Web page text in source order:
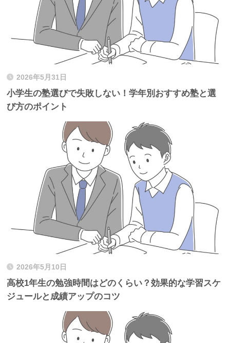
2026年5月31日
小学生の塾選びで失敗しない！学年別おすすめ塾と選
び方のポイント
2026年5月10日
高校1年生の勉強時間はどのくらい？効果的な学習スケ
ジュールと成績アップのコツ